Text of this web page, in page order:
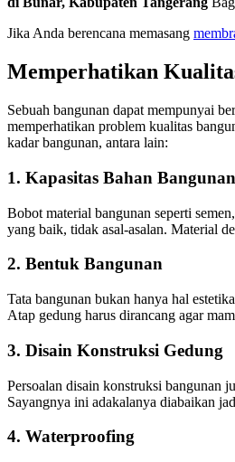
Jika Anda berencana memasang
Memperhatikan
Sebuah bangunan dapat mempunyai
memperhatikan problem kualitas
kadar bangunan, antara lain:
1. Kapasitas Bahan Bangunan
Bobot material bangunan seperti
yang baik, tidak asal-asalan. Material
2. Bentuk Bangunan
Tata bangunan bukan hanya hal
Atap gedung harus dirancang agar
3. Disain Konstruksi Gedung
Persoalan disain konstruksi bangunan
Sayangnya ini adakalanya diabaikan
4. Waterproofing